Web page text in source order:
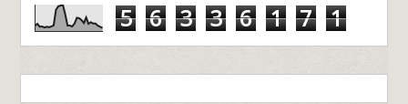
5 6 3 3 6 1 7 1